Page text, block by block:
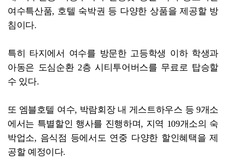
여수특산품, 호텔 숙박권 등 다양한 상품을 제공할 방
침이다.
특히 타지에서 여수를 방문한 고등학생 이하 학생과
아동은 도심순환 2층 시티투어버스를 무료로 탑승할
수 있다.
또 엠블호텔 여수, 박람회장 내 게스트하우스 등 9개소
에서는 특별할인 행사를 진행하며, 지역 109개소의 숙
박업소, 음식점 등에서도 연중 다양한 할인혜택을 제
공할 예정이다.